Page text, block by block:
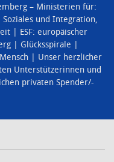
– Ministerien für:
Soziales und Integration,
ESF: europäischer
Glücksspirale
Unser herzlicher
Unterstützerinnen und
privaten Spender/-